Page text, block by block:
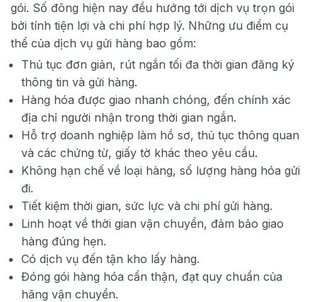
gói. Số đông hiện nay đều hướng tới dịch vụ trọn gói
bởi tính tiện lợi và chi phí hợp lý. Những ưu điểm cụ
thể của dịch vụ gửi hàng bao gồm:
Thủ tục đơn giản, rút ngắn tối đa thời gian đăng ký
thông tin và gửi hàng.
Hàng hóa được giao nhanh chóng, đến chính xác
địa chỉ người nhận trong thời gian ngắn.
Hỗ trợ doanh nghiệp làm hồ sơ, thủ tục thông quan
và các chứng từ, giấy tờ khác theo yêu cầu.
Không hạn chế về loại hàng, số lượng hàng hóa gửi
đi.
Tiết kiệm thời gian, sức lực và chi phí gửi hàng.
Linh hoạt về thời gian vận chuyển, đảm bảo giao
hàng đúng hẹn.
Có dịch vụ đến tận kho lấy hàng.
Đóng gói hàng hóa cẩn thận, đạt quy chuẩn của
hãng vận chuyển.